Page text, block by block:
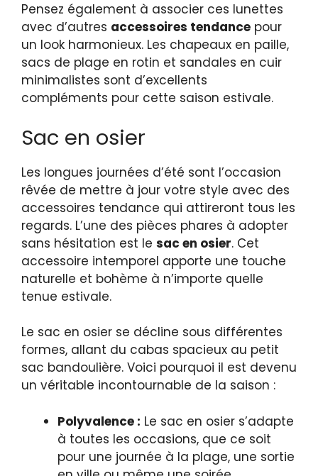
Pensez également à associer ces lunettes
avec d’autres accessoires tendance pour
un look harmonieux. Les chapeaux en paille,
sacs de plage en rotin et sandales en cuir
minimalistes sont d’excellents
compléments pour cette saison estivale.
Sac en osier
Les longues journées d’été sont l’occasion
rêvée de mettre à jour votre style avec des
accessoires tendance qui attireront tous les
regards. L’une des pièces phares à adopter
sans hésitation est le sac en osier. Cet
accessoire intemporel apporte une touche
naturelle et bohème à n’importe quelle
tenue estivale.
Le sac en osier se décline sous différentes
formes, allant du cabas spacieux au petit
sac bandoulière. Voici pourquoi il est devenu
un véritable incontournable de la saison :
Polyvalence : Le sac en osier s’adapte
à toutes les occasions, que ce soit
pour une journée à la plage, une sortie